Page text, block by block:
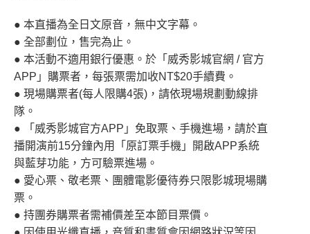
● 本直播為全日文原音，無中文字幕。
● 全部劃位，售完為止。
● 本活動不適用銀行優惠。於「威秀影城官網 / 官方
APP」購票者，每張票需加收NT$20手續費。
● 現場購票者(每人限購4張)，請依現場規劃動線排
隊。
● 「威秀影城官方APP」免取票、手機進場，請於直
播開演前15分鐘內用「原訂票手機」開啟APP系統
與藍芽功能，方可驗票進場。
● 愛心票、敬老票、團體電影優待券只限影城現場購
票。
● 持團券購票者需補價差至本節目票價。